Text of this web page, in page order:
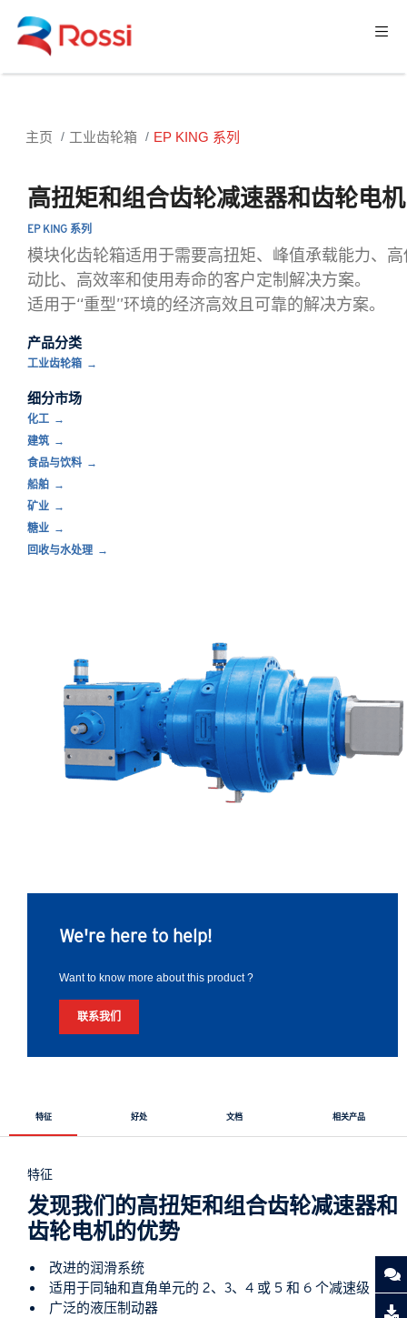
主页 工业齿轮箱 EP KING 系列
高扭矩和组合齿轮减速器和齿轮电机
EP KING 系列
模块化齿轮箱适用于需要高扭矩、峰值承载能力、高
动比、高效率和使用寿命的客户定制解决方案。
适用于“重型”环境的经济高效且可靠的解决方案。
产品分类
工业齿轮箱
细分市场
化工
建筑
食品与饮料
船舶
矿业
糖业
回收与水处理
We're here to help!
Want to know more about this product ?
联系我们
特征 好处 文档 相关产品
特征
发现我们的高扭矩和组合齿轮减速器和
齿轮电机的优势
改进的润滑系统
适用于同轴和直角单元的 2、3、4 或 5 和 6 个减速级
广泛的液压制动器